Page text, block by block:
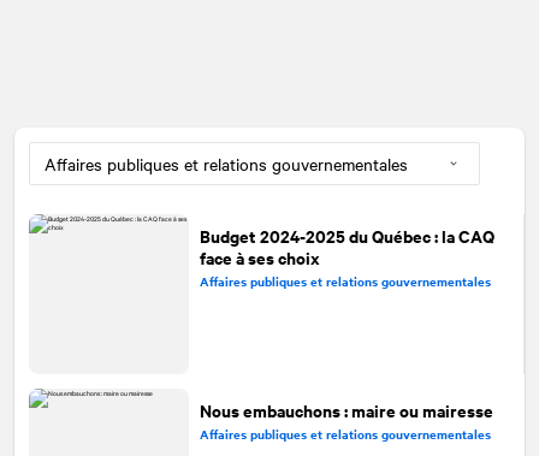
Budget 2024-2025 du Québec : la CAQ
face à ses choix
Affaires publiques et relations gouvernementales
Nous embauchons : maire ou mairesse
Affaires publiques et relations gouvernementales